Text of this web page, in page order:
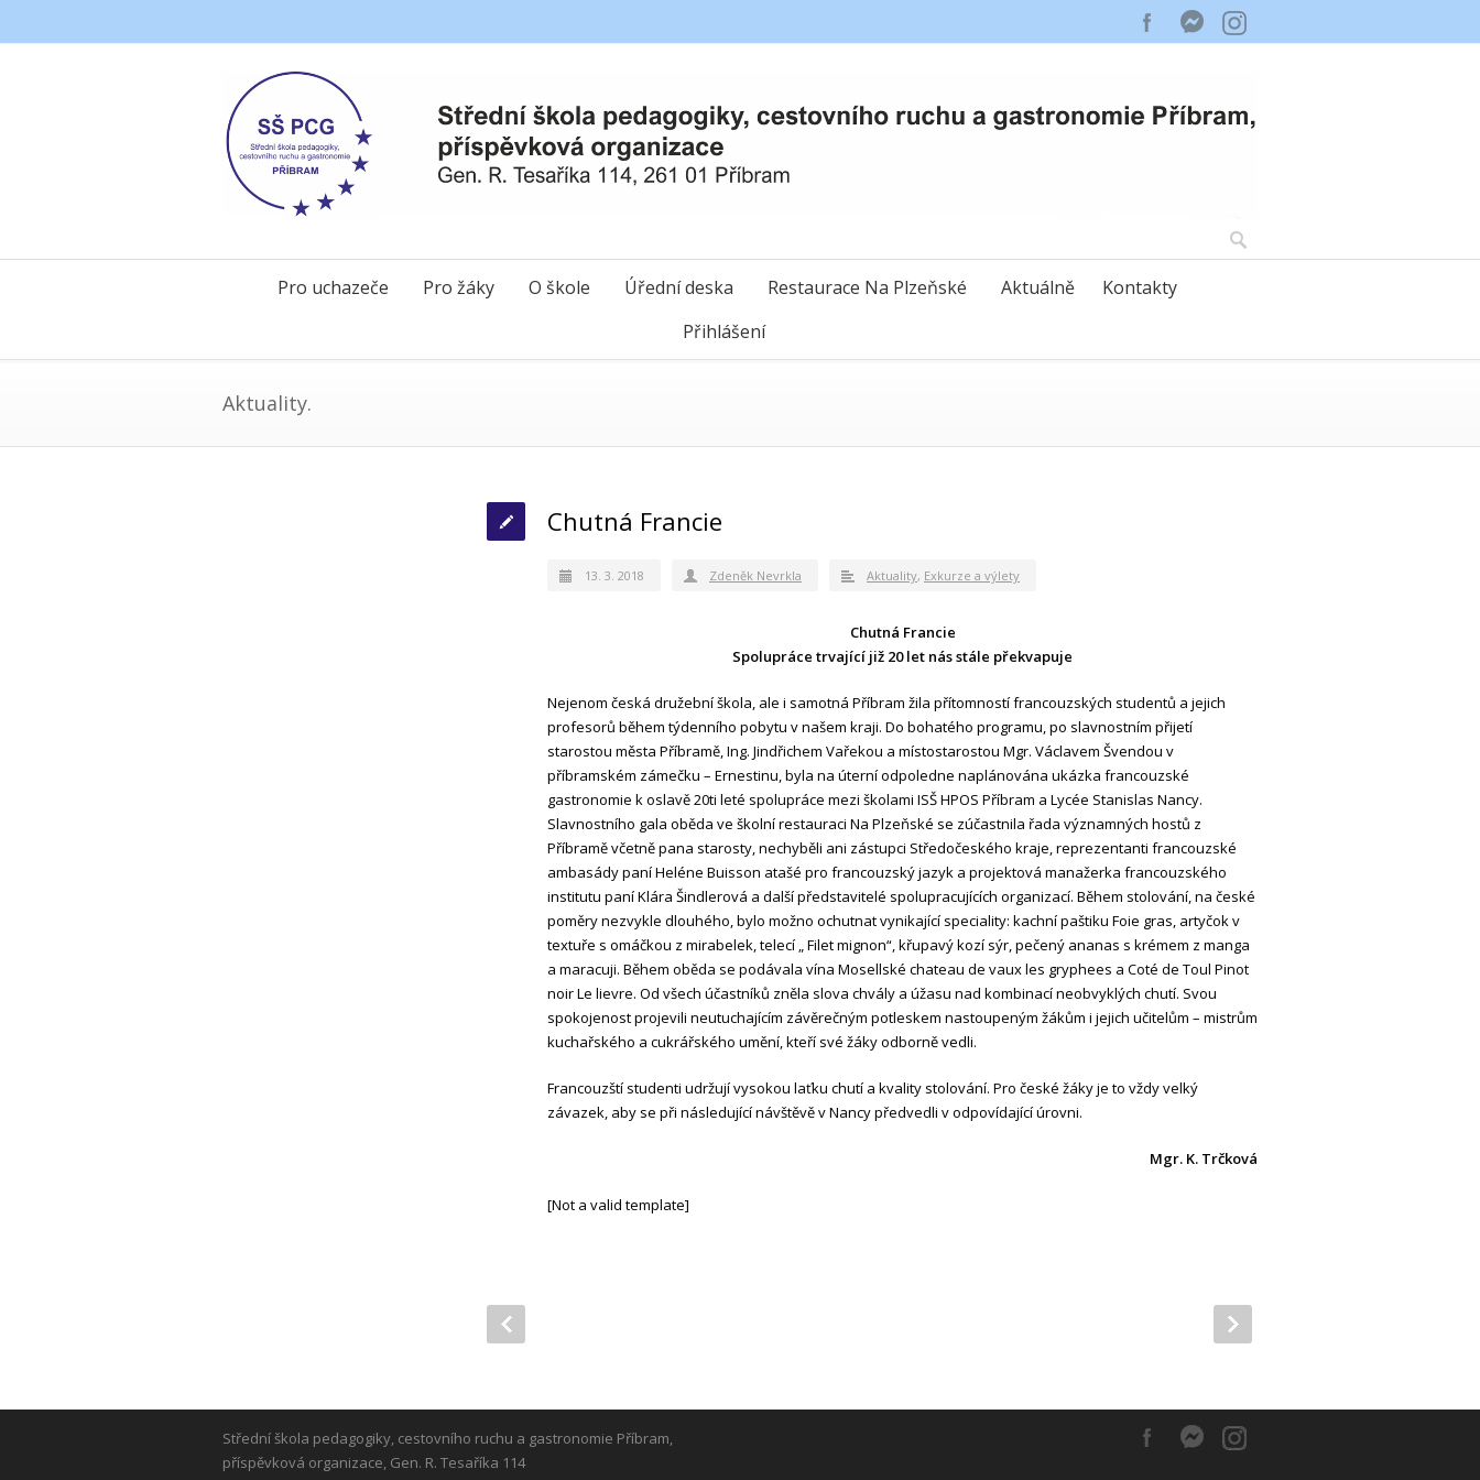
Pro uchazeče Pro žáky O škole Úřední deska Restaurace Na Plzeňské Aktuálně
Kontakty
Přihlášení
Aktuality.
Chutná Francie
13. 3. 2018 Zdeněk Nevrkla Aktuality, Exkurze a výlety
Chutná Francie
Spolupráce trvající již 20 let nás stále překvapuje
Nejenom česká družební škola, ale i samotná Příbram žila přítomností francouzských studentů a jejich
profesorů během týdenního pobytu v našem kraji. Do bohatého programu, po slavnostním přijetí
starostou města Příbramě, Ing. Jindřichem Vařekou a místostarostou Mgr. Václavem Švendou v
příbramském zámečku – Ernestinu, byla na úterní odpoledne naplánována ukázka francouzské
gastronomie k oslavě 20ti leté spolupráce mezi školami ISŠ HPOS Příbram a Lycée Stanislas Nancy.
Slavnostního gala oběda ve školní restauraci Na Plzeňské se zúčastnila řada významných hostů z
Příbramě včetně pana starosty, nechyběli ani zástupci Středočeského kraje, reprezentanti francouzské
ambasády paní Heléne Buisson atašé pro francouzský jazyk a projektová manažerka francouzského
institutu paní Klára Šindlerová a další představitelé spolupracujících organizací. Během stolování, na české
poměry nezvykle dlouhého, bylo možno ochutnat vynikající speciality: kachní paštiku Foie gras, artyčok v
textuře s omáčkou z mirabelek, telecí „ Filet mignon“, křupavý kozí sýr, pečený ananas s krémem z manga
a maracuji. Během oběda se podávala vína Mosellské chateau de vaux les gryphees a Coté de Toul Pinot
noir Le lievre. Od všech účastníků zněla slova chvály a úžasu nad kombinací neobvyklých chutí. Svou
spokojenost projevili neutuchajícím závěrečným potleskem nastoupeným žákům i jejich učitelům – mistrům
kuchařského a cukrářského umění, kteří své žáky odborně vedli.
Francouzští studenti udržují vysokou laťku chutí a kvality stolování. Pro české žáky je to vždy velký
závazek, aby se při následující návštěvě v Nancy předvedli v odpovídající úrovni.
Mgr. K. Trčková
[Not a valid template]
Střední škola pedagogiky, cestovního ruchu a gastronomie Příbram,
příspěvková organizace, Gen. R. Tesaříka 114